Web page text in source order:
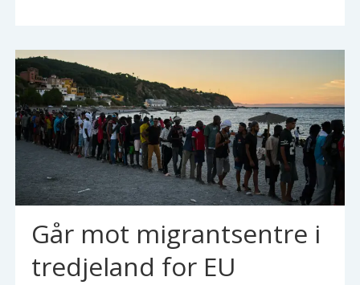
Går mot migrantsentre i
tredjeland for EU